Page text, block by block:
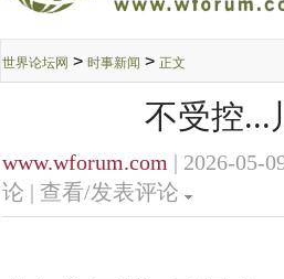
世界论坛网 > 时事新闻 > 正文
不受控...
www.wforum.com | 2026-05-
论 | 查看/发表评论